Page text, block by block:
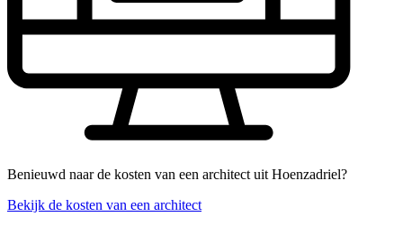
Benieuwd naar de kosten van een architect uit Hoenzadriel?
Bekijk de kosten van een architect